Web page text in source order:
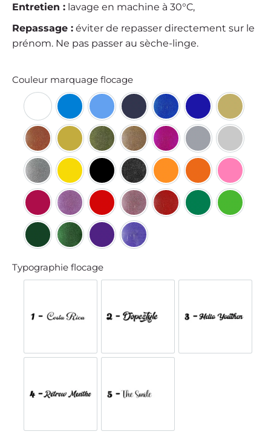
Entretien : lavage en machine à 30°C,
Repassage : éviter de repasser directement sur le
prénom. Ne pas passer au sèche-linge.
Couleur marquage flocage
Blanc Bleu Bleu clairBleu MarineBleu pailletéBleu Saphire
Doré
Doré Cuivré pailleté
Doré JauneDoré Jaune pailleté
Doré Or pailleté
Fushia pailleté
Gris argenté
Gris clair
Gris pailleté
Jaune Noir Noir pailletéOrange clairOrange foncé
Rose
Rose foncéRose foncé Pailleté
RougeRouge et Argent pailleté
Rouge pailleté
Vert Vert clair
Vert foncéVert pailleté
Violet Violet pailleté
Typographie flocage
Costa Rica Dope Style Hello
Retrow menthoThe Smile